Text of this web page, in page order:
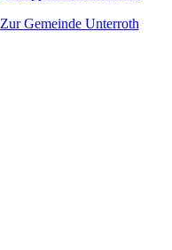
Zur Gemeinde Unterroth